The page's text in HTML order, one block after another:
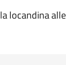
locandina